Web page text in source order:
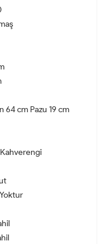
64 cm Pazu 19 cm
Kahverengi